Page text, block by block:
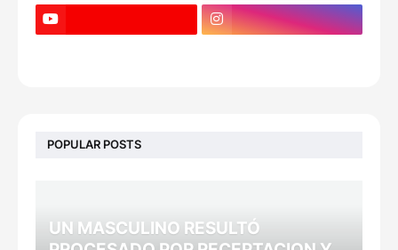
POPULAR POSTS
UN MASCULINO RESULTÓ